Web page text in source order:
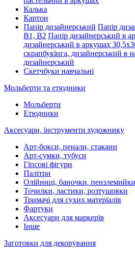
Калька
Картон
Папір дизайнерський Папір
В1, В2 Папір дизайнерський в
дизайнерський в аркушах
скрапбукінга, дизайнерський в
дизайнерський
Скетчбуки навчальні
Мольберти та етюдники
Мольберти
Етюдники
Аксесуари, інструменти художнику
Арт-бокси, пенали, стакани
Арт-сумки, тубуси
Гіпсові фігури
Палітри
Олійниці, баночки, пензлемийки
Точилки, ластики, розтушовки
Тримачі для сухих матеріалів
Фартуки
Аксесуари для маркерів
Інше
Заготовки для декорування